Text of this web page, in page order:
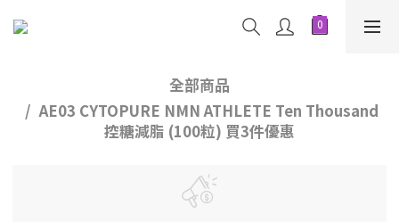
全部商品
AE03 CYTOPURE NMN ATHLETE Ten Thousand
控糖減脂 (100粒) 買3件優惠